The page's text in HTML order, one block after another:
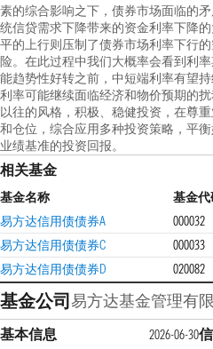
素的综合影响之下，债券市场面临的
统信贷需求下降带来的资金利率下降
平的上行则压制了债券市场利率下行
险。在此过程中我们大概率会看到利
能趋势性好转之前，中短端利率有望
利率可能继续面临经济和物价预期的
以往的风格，积极、稳健投资，在尊
和仓位，综合应用多种投资策略，平
业绩基准的投资回报。
相关基金
基金名称 基金代
易方达信用债债券A
000032
易方达信用债债券C
000033
易方达信用债债券D
020082
基金公司易方达基金管理有
基本信息 2026-06-30